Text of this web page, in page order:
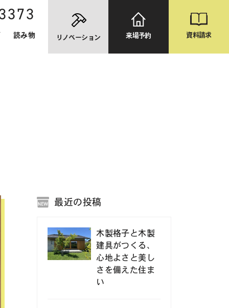
読み物 リノベーション 来場予約 資料請求
最近の投稿
木製格子と木製
建具がつくる、
心地よさと美し
さを備えた住ま
い